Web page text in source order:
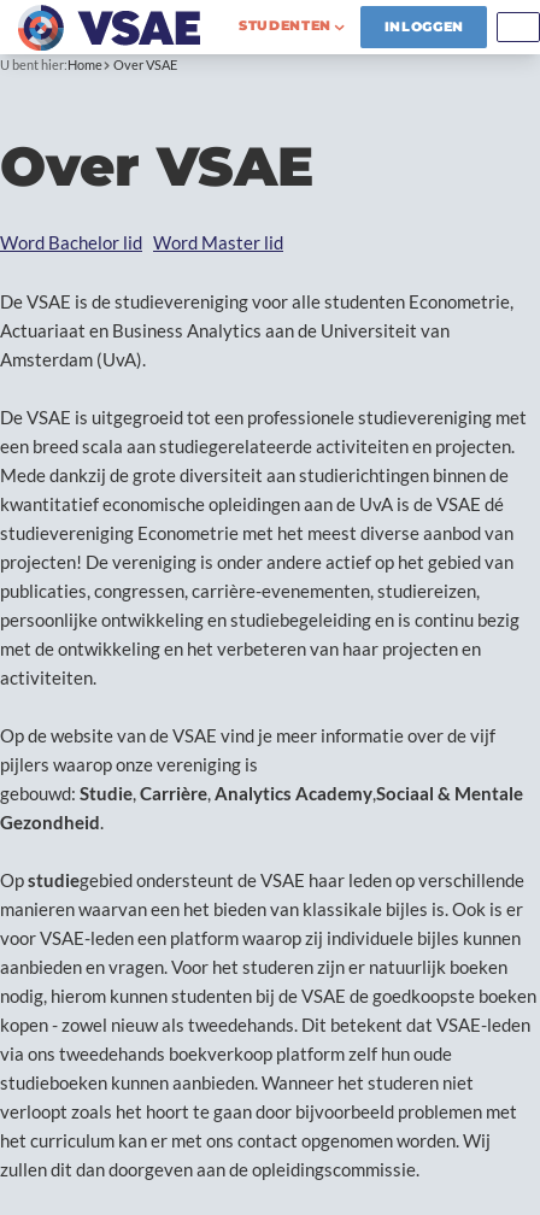
STUDENTEN INLOGGEN
U bent hier:Home Over VSAE
Over VSAE
Word Bachelor lid Word Master lid
De VSAE is de studievereniging voor alle studenten Econometrie,
Actuariaat en Business Analytics aan de Universiteit van
Amsterdam (UvA).
De VSAE is uitgegroeid tot een professionele studievereniging met
een breed scala aan studiegerelateerde activiteiten en projecten.
Mede dankzij de grote diversiteit aan studierichtingen binnen de
kwantitatief economische opleidingen aan de UvA is de VSAE dé
studievereniging Econometrie met het meest diverse aanbod van
projecten! De vereniging is onder andere actief op het gebied van
publicaties, congressen, carrière-evenementen, studiereizen,
persoonlijke ontwikkeling en studiebegeleiding en is continu bezig
met de ontwikkeling en het verbeteren van haar projecten en
activiteiten.
Op de website van de VSAE vind je meer informatie over de vijf
pijlers waarop onze vereniging is
gebouwd: Studie,Carrière,Analytics Academy,Sociaal & Mentale
Gezondheid.
Opstudiegebied ondersteunt de VSAE haar leden op verschillende
manieren waarvan een het bieden van klassikale bijles is. Ook is er
voor VSAE-leden een platform waarop zij individuele bijles kunnen
aanbieden en vragen. Voor het studeren zijn er natuurlijk boeken
nodig, hierom kunnen studenten bij de VSAE de goedkoopste boeken
kopen - zowel nieuw als tweedehands. Dit betekent dat VSAE-leden
via ons tweedehands boekverkoop platform zelf hun oude
studieboeken kunnen aanbieden. Wanneer het studeren niet
verloopt zoals het hoort te gaan door bijvoorbeeld problemen met
het curriculum kan er met ons contact opgenomen worden. Wij
zullen dit dan doorgeven aan de opleidingscommissie.